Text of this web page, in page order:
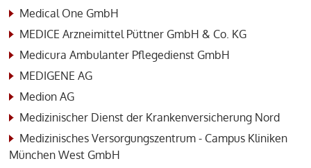
Medical One GmbH
MEDICE Arzneimittel Püttner GmbH & Co. KG
Medicura Ambulanter Pflegedienst GmbH
MEDIGENE AG
Medion AG
Medizinischer Dienst der Krankenversicherung Nord
Medizinisches Versorgungszentrum - Campus Kliniken
München West GmbH